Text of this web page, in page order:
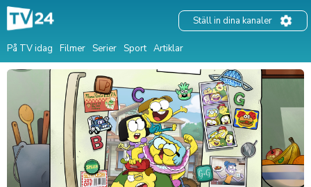
På TV idag Filmer Serier Sport Artiklar
Ställ in dina kanaler